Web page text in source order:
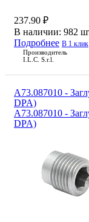
237.90 ₽
В наличии: 982
Подробнее В 1 клик
Производитель
I.L.C. S.r.l.
A73.087010 -
DPA)
A73.087010 -
DPA)